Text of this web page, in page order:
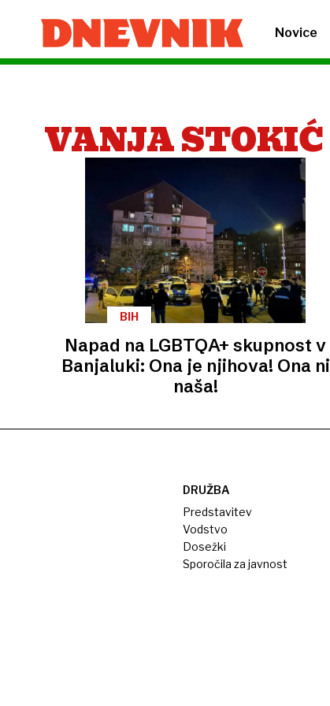
Novice
VANJA STOKIĆ
BIH
Napad na LGBTQA+ skupnost v
Banjaluki: Ona je njihova! Ona ni
naša!
DRUŽBA
Predstavitev
Vodstvo
Dosežki
Sporočila za javnost